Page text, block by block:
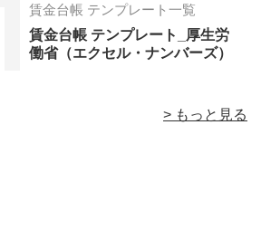
賃金台帳 テンプレート一覧
賃金台帳 テンプレート_厚生労
働省（エクセル・ナンバーズ）
> もっと見る